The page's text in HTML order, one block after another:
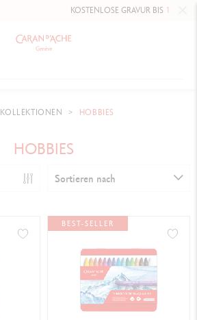
KOSTENLOSE GRAVUR BIS10. MAI
KOLLEKTIONEN HOBBIES
HOBBIES
Sortieren nach
BEST-SELLER